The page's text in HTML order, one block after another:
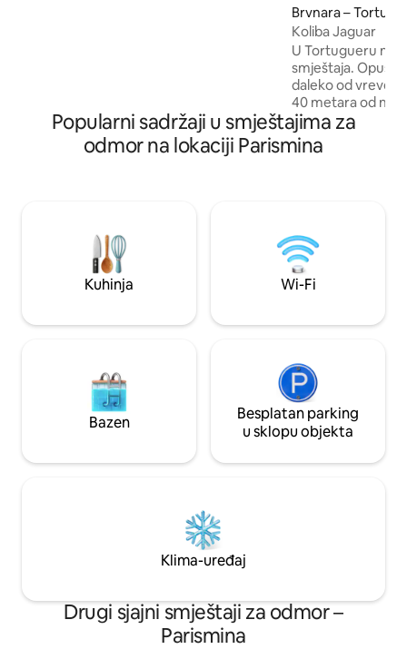
problema dovezli vozilom s pogonom na
sva četiri kotača i vozilom bez tog
pogona, ali imajte na umu da je upotreba
vozila s pogonom na sva četiri kotača ili
Brvnara –
Koliba Jaguar
U Tortugueru
smještaja.
daleko od vreve i
40 metara od
minuta od
plaže. Na 1. katu
spektakularna
promatrati
Spavat ćete
Susjedi iz kuće
Popularni sadržaji u smještajima za
odmor na lokaciji Parismina
Kuhinja Wi-Fi
Bazen
Besplatan parking
u sklopu objekta
Klima-uređaj
Drugi sjajni smještaji za odmor –
Parismina